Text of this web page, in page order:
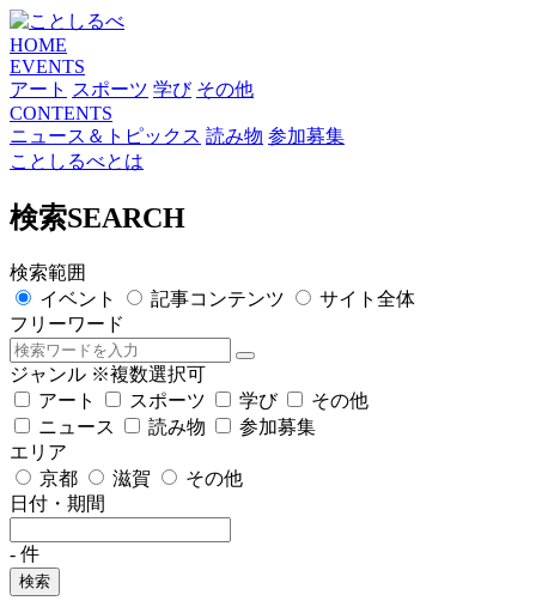
HOME
EVENTS
アート スポーツ 学び その他
CONTENTS
ニュース＆トピックス 読み物 参加募集
ことしるべとは
検索SEARCH
検索範囲
イベント
記事コンテンツ
サイト全体
フリーワード
ジャンル ※複数選択可
アート
スポーツ 学び
その他
ニュース
読み物
参加募集
エリア
京都
滋賀
その他
日付・期間
- 件
検索